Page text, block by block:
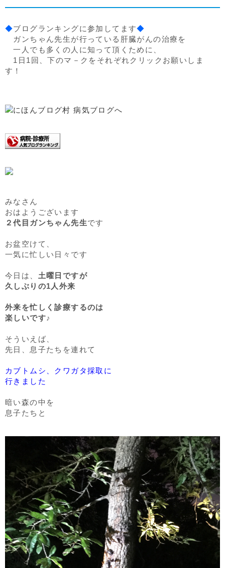
◆ブログランキングに参加してます◆
ガンちゃん先生が行っている肝臓がんの治療を
一人でも多くの人に知って頂くために、
1日1回、下のマ－クをそれぞれクリックお願いしま
す！
みなさん
おはようございます
２代目ガンちゃん先生です
お盆空けて、
一気に忙しい日々です
今日は、 土曜日ですが
久しぶりの1人外来
外来を忙しく診療するのは
楽しいです♪
そういえば、
先日、息子たちを連れて
カブトムシ、クワガタ採取に
行きました
暗い森の中を
息子たちと